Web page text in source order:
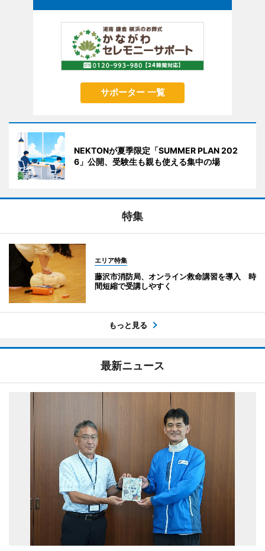
サポーター 一覧
NEKTONが夏季限定「SUMMER PLAN 202
6」公開、受験生も親も使える集中の場
特集
エリア特集
藤沢市消防局、オンライン救命講習を導入 時
間短縮で受講しやすく
もっと見る
最新ニュース